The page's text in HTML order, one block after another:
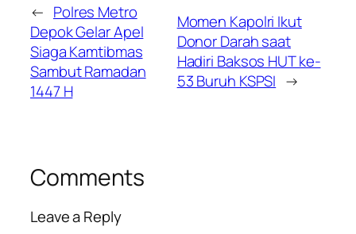
← Polres Metro
Depok Gelar Apel
Siaga Kamtibmas
Sambut Ramadan
1447 H
Momen Kapolri Ikut
Donor Darah saat
Hadiri Baksos HUT ke-
53 Buruh KSPSI →
Comments
Leave a Reply